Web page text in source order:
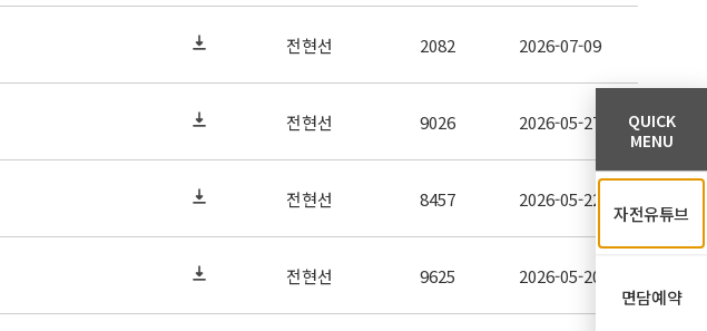
전현선 2082 2026-07-09
전현선 9026 2026-05-27
전현선 8457 2026-05-22
전현선 9625 2026-05-20
QUICK
MENU
자전유튜브
면담예약